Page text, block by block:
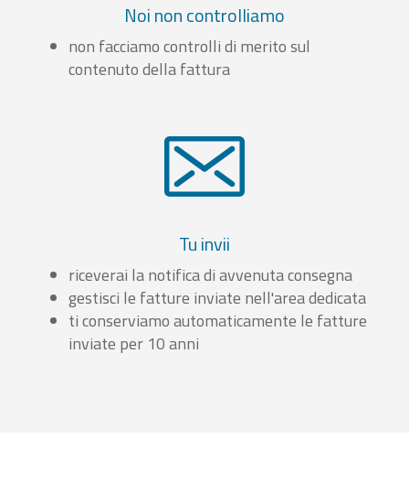
Noi non controlliamo
non facciamo controlli di merito sul
contenuto della fattura
Tu invii
riceverai la notifica di avvenuta consegna
gestisci le fatture inviate nell'area dedicata
ti conserviamo automaticamente le fatture
inviate per 10 anni